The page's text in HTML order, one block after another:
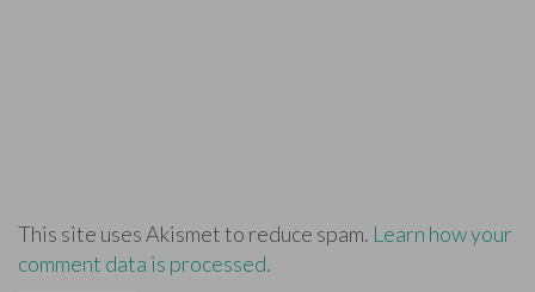
This site uses Akismet to reduce spam. Learn how your
comment data is processed.